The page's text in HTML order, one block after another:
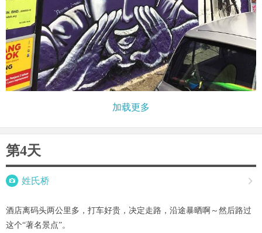
加载更多
第4天
 姓氏桥 
酒店离码头两公里多，打车好贵，决定走路，沿途暴晒啊～然后路过
这个“著名景点”。